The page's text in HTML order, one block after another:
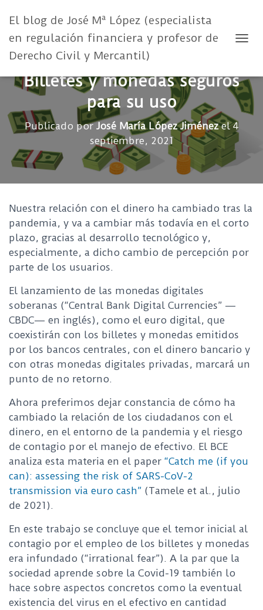
El blog de José Mª López (especialista
en regulación financiera y profesor de
Derecho Civil y Mercantil)
Billetes y monedas seguros
para su uso
Publicado porJosé María López Jiménezel4
septiembre, 2021
Nuestra relación con el dinero ha cambiado tras la
pandemia, y va a cambiar más todavía en el corto
plazo, gracias al desarrollo tecnológico y,
especialmente, a dicho cambio de percepción por
parte de los usuarios.
El lanzamiento de las monedas digitales
soberanas (“Central Bank Digital Currencies” —
CBDC— en inglés), como el euro digital, que
coexistirán con los billetes y monedas emitidos
por los bancos centrales, con el dinero bancario y
con otras monedas digitales privadas, marcará un
punto de no retorno.
Ahora preferimos dejar constancia de cómo ha
cambiado la relación de los ciudadanos con el
dinero, en el entorno de la pandemia y el riesgo
de contagio por el manejo de efectivo. El BCE
analiza esta materia en el paper “Catch me (if you
can): assessing the risk of SARS-CoV-2
transmission via euro cash” (Tamele et al., julio
de 2021).
En este trabajo se concluye que el temor inicial al
contagio por el empleo de los billetes y monedas
era infundado (“irrational fear”). A la par que la
sociedad aprende sobre la Covid-19 también lo
hace sobre aspectos concretos como la eventual
existencia del virus en el efectivo en cantidad